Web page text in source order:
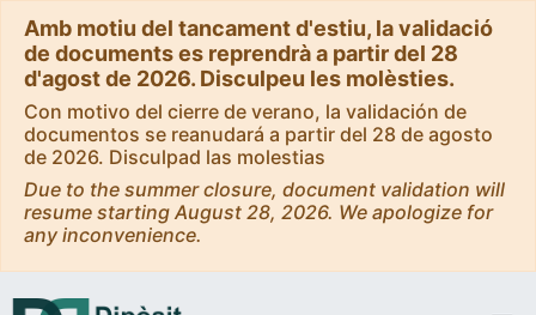
Amb motiu del tancament d'estiu, la validació
de documents es reprendrà a partir del 28
d'agost de 2026. Disculpeu les molèsties.
Con motivo del cierre de verano, la validación de
documentos se reanudará a partir del 28 de agosto
de 2026. Disculpad las molestias
Due to the summer closure, document validation will
resume starting August 28, 2026. We apologize for
any inconvenience.